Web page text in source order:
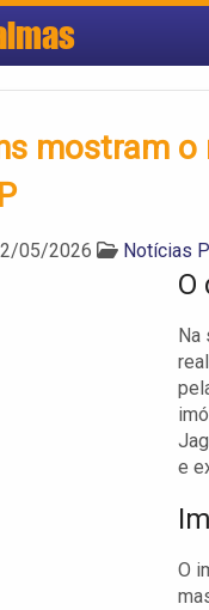
mostram
05/2026 Notícias
O
e
O